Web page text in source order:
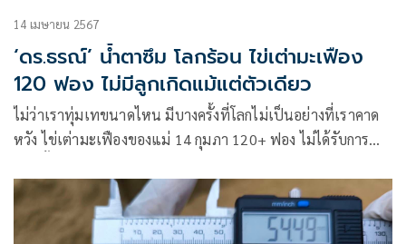
14 เมษายน 2567
‘ดร.ธรณ์’ น้ำตาซึม โลกร้อน ไข่เต่ามะเฟือง
120 ฟอง ไม่มีลูกเกิดแม้แต่ตัวเดียว
ไม่ว่าเราทุ่มเทขนาดไหน มีบางครั้งที่โลกไม่เป็นอย่างที่เราคาด
หวัง ไข่เต่ามะเฟืองของแม่ 14 กุมภา 120+ ฟอง ไม่ได้รับการ